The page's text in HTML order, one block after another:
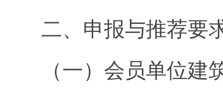
二、申报与推荐要
（一）会员单位建